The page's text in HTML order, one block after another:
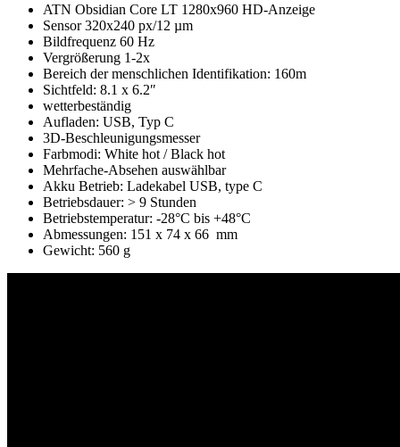
ATN Obsidian Core LT 1280x960 HD-Anzeige
Sensor 320x240 px/12 µm
Bildfrequenz 60 Hz
Vergrößerung 1-2x
Bereich der menschlichen Identifikation: 160m
Sichtfeld: 8.1 x 6.2″
wetterbeständig
Aufladen: USB, Typ C
3D-Beschleunigungsmesser
Farbmodi: White hot / Black hot
Mehrfache-Absehen auswählbar
Akku Betrieb: Ladekabel USB, type C
Betriebsdauer: > 9 Stunden
Betriebstemperatur: -28°C bis +48°C
Abmessungen: 151 x 74 x 66 mm
Gewicht: 560 g